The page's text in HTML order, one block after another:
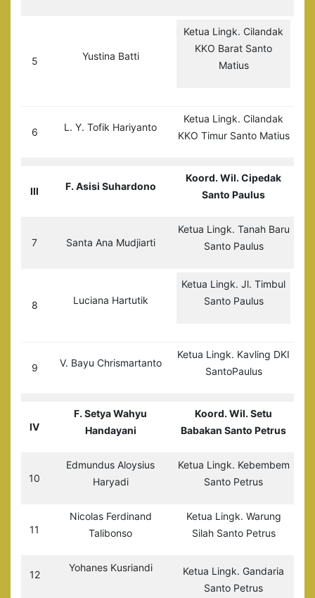
5 Yustina Batti
Ketua Lingk. Cilandak
KKO Barat Santo
Matius
6 L. Y. Tofik Hariyanto
Ketua Lingk. Cilandak
KKO Timur Santo Matius
III F. Asisi Suhardono
Koord. Wil. Cipedak
Santo Paulus
7 Santa Ana Mudjiarti
Ketua Lingk. Tanah Baru
Santo Paulus
8 Luciana Hartutik
Ketua Lingk. Jl. Timbul
Santo Paulus
9 V. Bayu Chrismartanto
Ketua Lingk. Kavling DKI
SantoPaulus
IV
F. Setya Wahyu
Handayani
Koord. Wil. Setu
Babakan Santo Petrus
10
Edmundus Aloysius
Haryadi
Ketua Lingk. Kebembem
Santo Petrus
11
Nicolas Ferdinand
Talibonso
Ketua Lingk. Warung
Silah Santo Petrus
12
Yohanes Kusriandi
Ketua Lingk. Gandaria
Santo Petrus